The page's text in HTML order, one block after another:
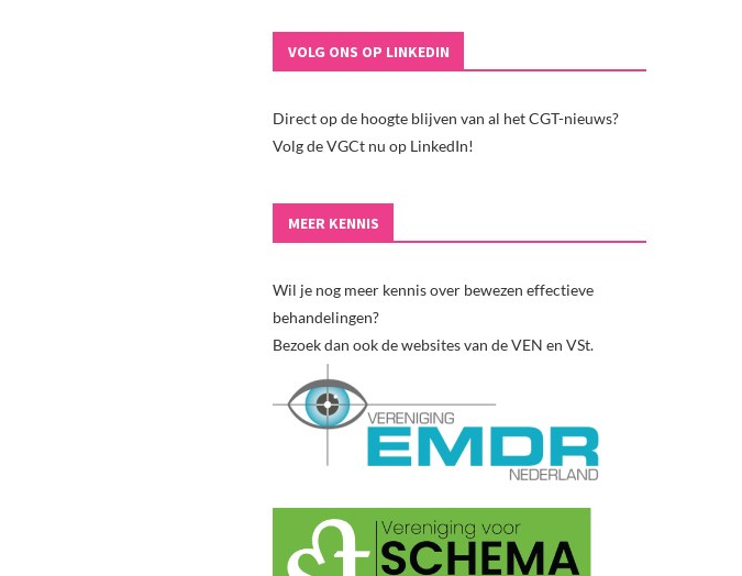
VOLG ONS OP LINKEDIN
Direct op de hoogte blijven van al het CGT-nieuws?
Volg de VGCt nu op LinkedIn!
MEER KENNIS
Wil je nog meer kennis over bewezen effectieve
behandelingen?
Bezoek dan ook de websites van de VEN en VSt.